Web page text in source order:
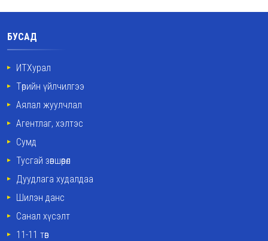
БУСАД
ИТХурал
Төрийн үйлчилгээ
Аялал жуулчлал
Агентлаг, хэлтэс
Сумд
Тусгай зөвшөөрөл
Дуудлага худалдаа
Шилэн данс
Санал хүсэлт
11-11 төв